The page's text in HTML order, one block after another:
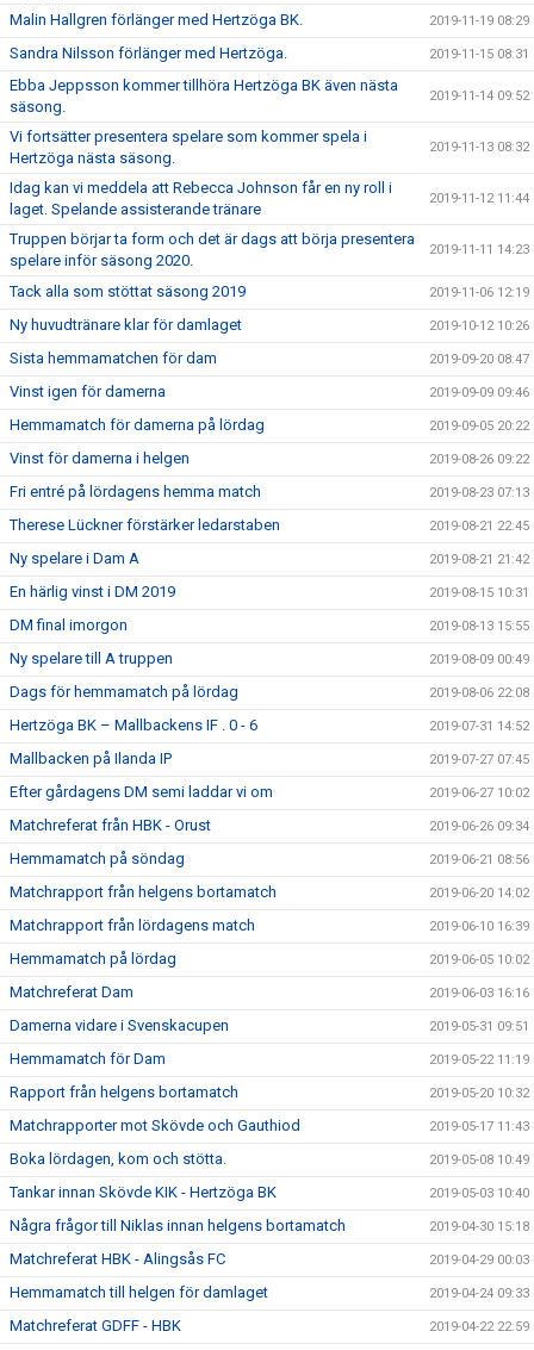
Malin Hallgren förlänger med Hertzöga BK. 2019-11-19 08:29
Sandra Nilsson förlänger med Hertzöga. 2019-11-15 08:31
Ebba Jeppsson kommer tillhöra Hertzöga BK även nästa
säsong.
2019-11-14 09:52
Vi fortsätter presentera spelare som kommer spela i
Hertzöga nästa säsong.
2019-11-13 08:32
Idag kan vi meddela att Rebecca Johnson får en ny roll i
laget. Spelande assisterande tränare
2019-11-12 11:44
Truppen börjar ta form och det är dags att börja presentera
spelare inför säsong 2020.
2019-11-11 14:23
Tack alla som stöttat säsong 2019 2019-11-06 12:19
Ny huvudtränare klar för damlaget 2019-10-12 10:26
Sista hemmamatchen för dam 2019-09-20 08:47
Vinst igen för damerna 2019-09-09 09:46
Hemmamatch för damerna på lördag 2019-09-05 20:22
Vinst för damerna i helgen 2019-08-26 09:22
Fri entré på lördagens hemma match 2019-08-23 07:13
Therese Lückner förstärker ledarstaben 2019-08-21 22:45
Ny spelare i Dam A 2019-08-21 21:42
En härlig vinst i DM 2019 2019-08-15 10:31
DM final imorgon 2019-08-13 15:55
Ny spelare till A truppen 2019-08-09 00:49
Dags för hemmamatch på lördag 2019-08-06 22:08
Hertzöga BK – Mallbackens IF . 0 - 6 2019-07-31 14:52
Mallbacken på Ilanda IP 2019-07-27 07:45
Efter gårdagens DM semi laddar vi om 2019-06-27 10:02
Matchreferat från HBK - Orust 2019-06-26 09:34
Hemmamatch på söndag 2019-06-21 08:56
Matchrapport från helgens bortamatch 2019-06-20 14:02
Matchrapport från lördagens match 2019-06-10 16:39
Hemmamatch på lördag 2019-06-05 10:02
Matchreferat Dam 2019-06-03 16:16
Damerna vidare i Svenskacupen 2019-05-31 09:51
Hemmamatch för Dam 2019-05-22 11:19
Rapport från helgens bortamatch 2019-05-20 10:32
Matchrapporter mot Skövde och Gauthiod 2019-05-17 11:43
Boka lördagen, kom och stötta. 2019-05-08 10:49
Tankar innan Skövde KIK - Hertzöga BK 2019-05-03 10:40
Några frågor till Niklas innan helgens bortamatch 2019-04-30 15:18
Matchreferat HBK - Alingsås FC 2019-04-29 00:03
Hemmamatch till helgen för damlaget 2019-04-24 09:33
Matchreferat GDFF - HBK 2019-04-22 22:59